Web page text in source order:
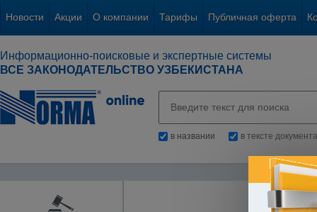
Новости Акции О компании Тарифы Публичная оферта
Информационно-поисковые и экспертные системы
ВСЕ ЗАКОНОДАТЕЛЬСТВО УЗБЕКИСТАНА
в названии в тексте документа